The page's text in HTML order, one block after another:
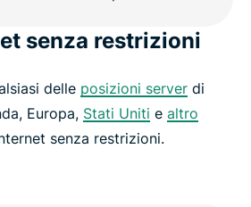
senza restrizioni
delle posizioni server di
Europa, Stati Uniti e altro
senza restrizioni.